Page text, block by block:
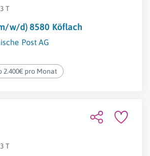
T
w/d) 8580 Köflach
Post AG
2.400€ pro Monat
T